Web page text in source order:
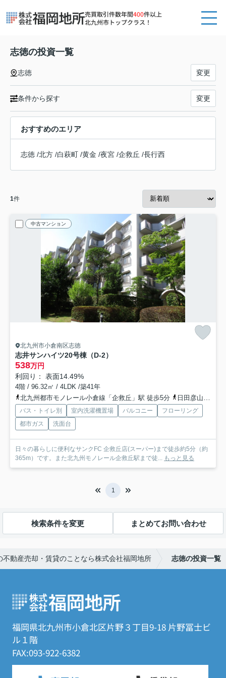
売買取引件数年間400件以上
北九州市トップクラス！
志徳の投資一覧
志徳 変更
条件から探す 変更
おすすめのエリア
志徳 /北方 /白萩町 /黄金 /夜宮 /企救丘 /長行西
1件
中古マンション
北九州市小倉南区志徳
志井サンハイツ20号棟（D-2）
538万円
利回り： 表面14.49%
4階 / 96.32㎡ / 4LDK /築41年
北九州都市モノレール小倉線「企救丘」駅 徒歩5分
日田彦山線「志井公園」駅 徒歩9分
バス・トイレ別 室内洗濯機置場 バルコニー
フローリング
都市ガス
洗面台
日々の暮らしに便利なサンクFC 企救丘店(スーパー)まで徒歩約5分（約
365m）です。また北九州モノレール企救丘駅まで徒... もっと見る
1
検索条件を変更 まとめてお問い合わせ
不動産売却・賃貸のことなら株式会社福岡地所 志徳の投資一覧
福岡県北九州市小倉北区片野３丁目9-18 片野冨士ビ
ル１階
FAX:093-922-6382